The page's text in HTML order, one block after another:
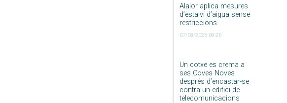
Alaior aplica mesures
d’estalvi d’aigua sense
restriccions
07/08/2026 09:26
Un cotxe es crema a
ses Coves Noves
després d’encastar-se
contra un edifici de
telecomunicacions